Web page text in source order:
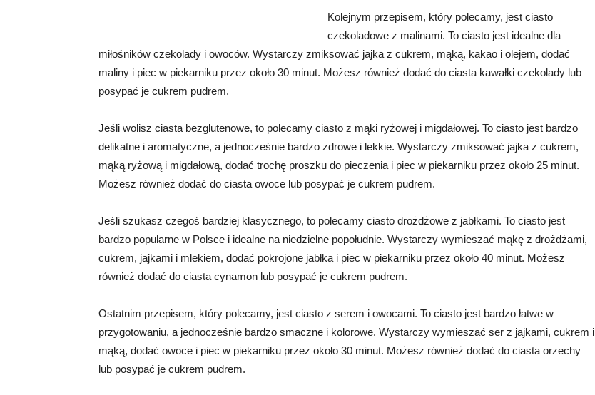
Kolejnym przepisem, który polecamy, jest ciasto
czekoladowe z malinami. To ciasto jest idealne dla
miłośników czekolady i owoców. Wystarczy zmiksować jajka z cukrem, mąką, kakao i olejem, dodać
maliny i piec w piekarniku przez około 30 minut. Możesz również dodać do ciasta kawałki czekolady lub
posypać je cukrem pudrem.
Jeśli wolisz ciasta bezglutenowe, to polecamy ciasto z mąki ryżowej i migdałowej. To ciasto jest bardzo
delikatne i aromatyczne, a jednocześnie bardzo zdrowe i lekkie. Wystarczy zmiksować jajka z cukrem,
mąką ryżową i migdałową, dodać trochę proszku do pieczenia i piec w piekarniku przez około 25 minut.
Możesz również dodać do ciasta owoce lub posypać je cukrem pudrem.
Jeśli szukasz czegoś bardziej klasycznego, to polecamy ciasto drożdżowe z jabłkami. To ciasto jest
bardzo popularne w Polsce i idealne na niedzielne popołudnie. Wystarczy wymieszać mąkę z drożdżami,
cukrem, jajkami i mlekiem, dodać pokrojone jabłka i piec w piekarniku przez około 40 minut. Możesz
również dodać do ciasta cynamon lub posypać je cukrem pudrem.
Ostatnim przepisem, który polecamy, jest ciasto z serem i owocami. To ciasto jest bardzo łatwe w
przygotowaniu, a jednocześnie bardzo smaczne i kolorowe. Wystarczy wymieszać ser z jajkami, cukrem i
mąką, dodać owoce i piec w piekarniku przez około 30 minut. Możesz również dodać do ciasta orzechy
lub posypać je cukrem pudrem.